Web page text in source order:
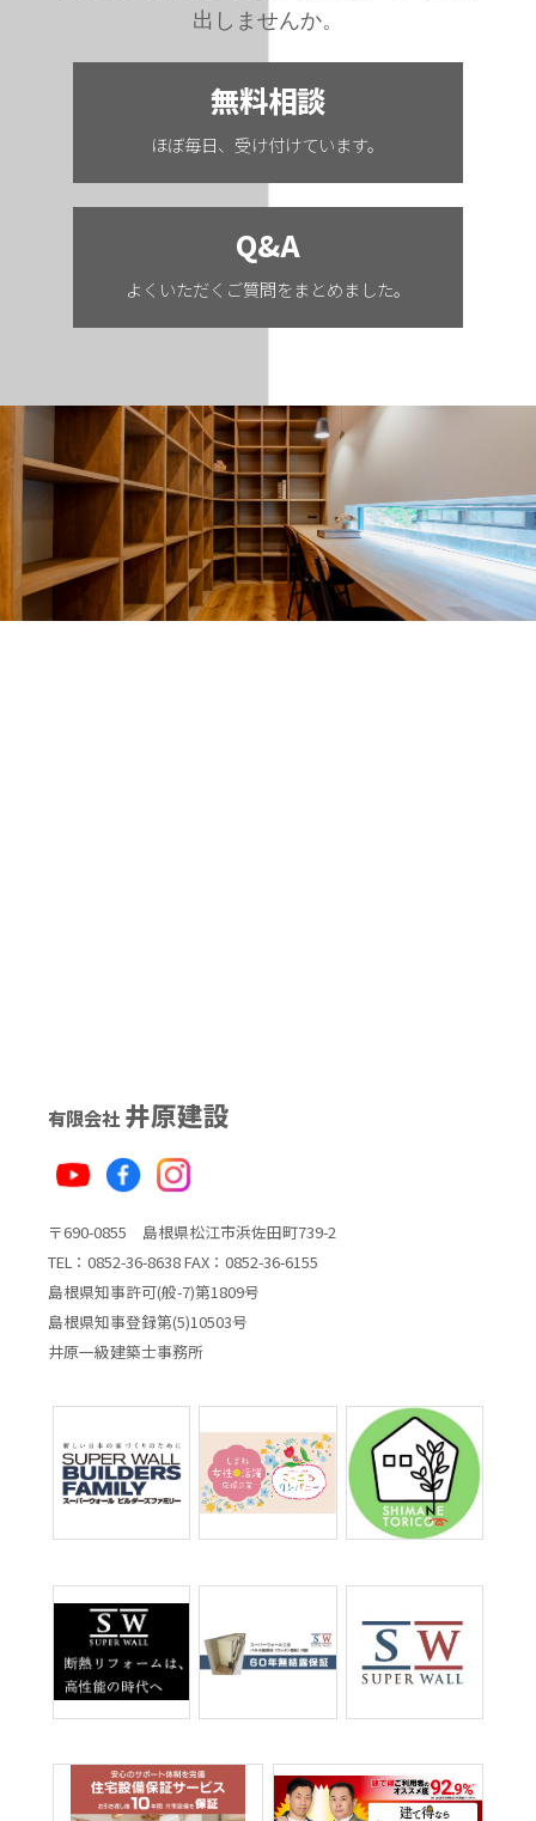
出しませんか。
無料相談
ほぼ毎日、受け付けています。
Q&A
よくいただくご質問をまとめました。
有限会社 井原建設
〒690-0855 島根県松江市浜佐田町739-2
TEL：0852-36-8638 FAX：0852-36-6155
島根県知事許可(般-7)第1809号
島根県知事登録第(5)10503号
井原一級建築士事務所